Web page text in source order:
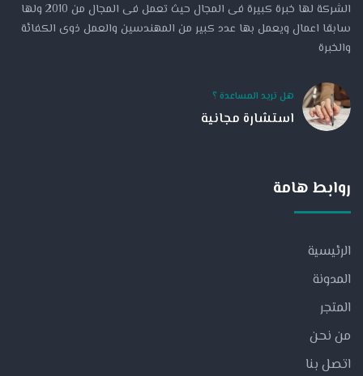
الشركة لها خبرة كبيرة فى المجال حيث تعمل فى المجال من 2010 ولها
سابقا اعمال ويعمل بها عدد كبير من المهندسين والعمل ذوى الكفائة
والخبرة
هل تريد المساعدة ؟
استشارة مجانية
روابط هامة
الرئيسية
المدونة
المتجر
من نحن
اتصل بنا